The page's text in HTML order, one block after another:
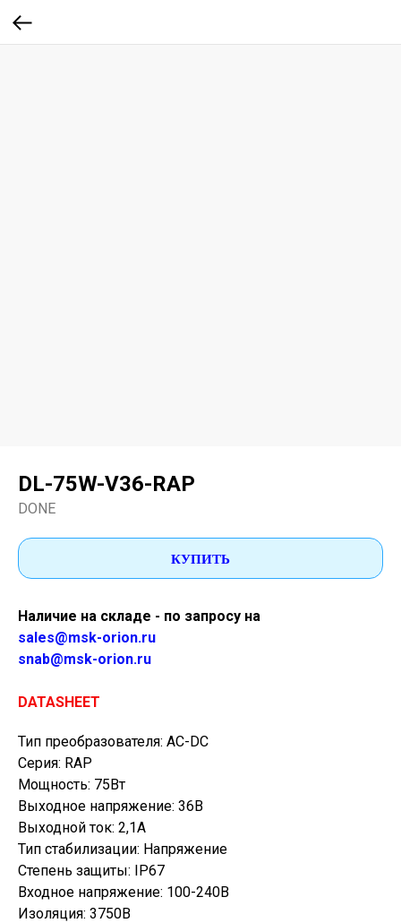
DL-75W-V36-RAP
DONE
КУПИТЬ
Наличие на складе - по запросу на
sales@msk-orion.ru
snab@msk-orion.ru
DATASHEET
Тип преобразователя: AC-DC
Серия: RAP
Мощность: 75Вт
Выходное напряжение: 36В
Выходной ток: 2,1А
Тип стабилизации: Напряжение
Степень защиты: IP67
Входное напряжение: 100-240В
Изоляция: 3750В